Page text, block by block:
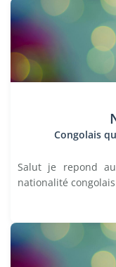
Congolais
Salut je repond
nationalité